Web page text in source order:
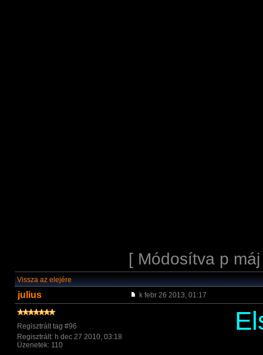
[ Módosítva p
Vissza az elejére
julius k febr 26 2013, 01:17
Regisztrált tag #96
Regisztrált: h dec 27 2010, 03:18
Üzenetek: 110